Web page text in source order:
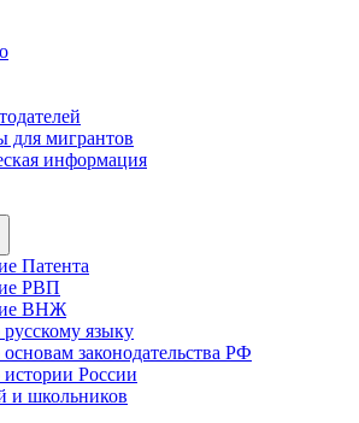
для мигрантов
информация
Патента
РВП
ВНЖ
языку
законодательства РФ
России
и школьников